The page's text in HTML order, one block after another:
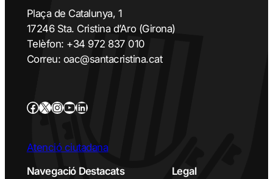
Plaça de Catalunya, 1
17246 Sta. Cristina d’Aro (Girona)
Telèfon: +34 972 837 010
Correu: oac@santacristina.cat
Atenció ciutadana
Navegació Destacats Legal